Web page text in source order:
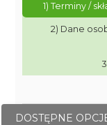
1) Terminy /
2) Dane
DOSTĘPNE